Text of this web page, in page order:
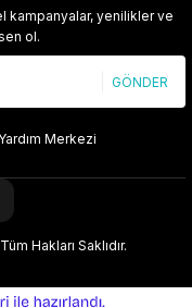
kampanyalar, yenilikler ve
ol.
GÖNDER
Yardım Merkezi
Hakları Saklıdır.
e-